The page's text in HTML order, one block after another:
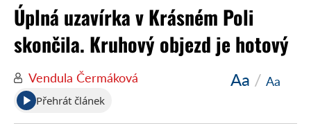
Úplná uzavírka v Krásném Poli
skončila. Kruhový objezd je hotový
Vendula Čermáková Aa / Aa
Přehrát článek